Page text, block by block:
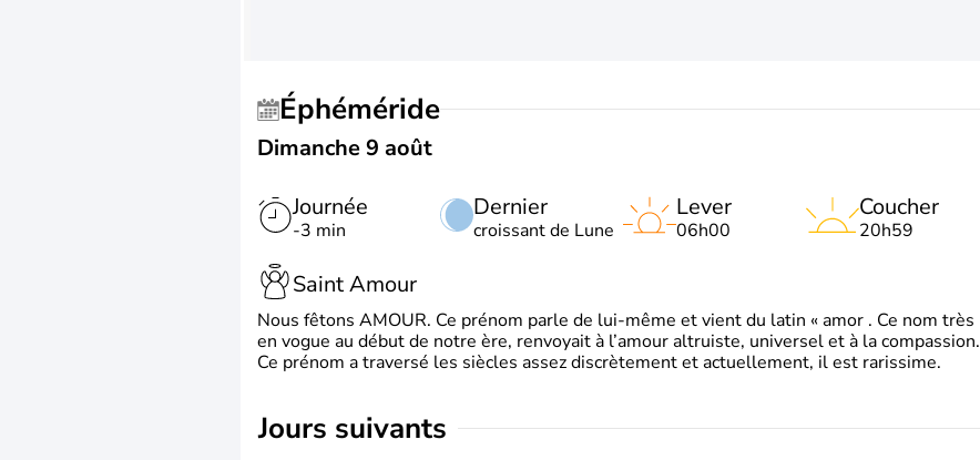
Éphéméride
Dimanche 9 août
Journée
-3 min
Dernier
croissant de Lune
Lever
06h00
Coucher
20h59
Saint Amour
Nous fêtons AMOUR. Ce prénom parle de lui-même et vient du latin « amor . Ce nom très
en vogue au début de notre ère, renvoyait à l’amour altruiste, universel et à la compassion.
Ce prénom a traversé les siècles assez discrètement et actuellement, il est rarissime.
jours suivants